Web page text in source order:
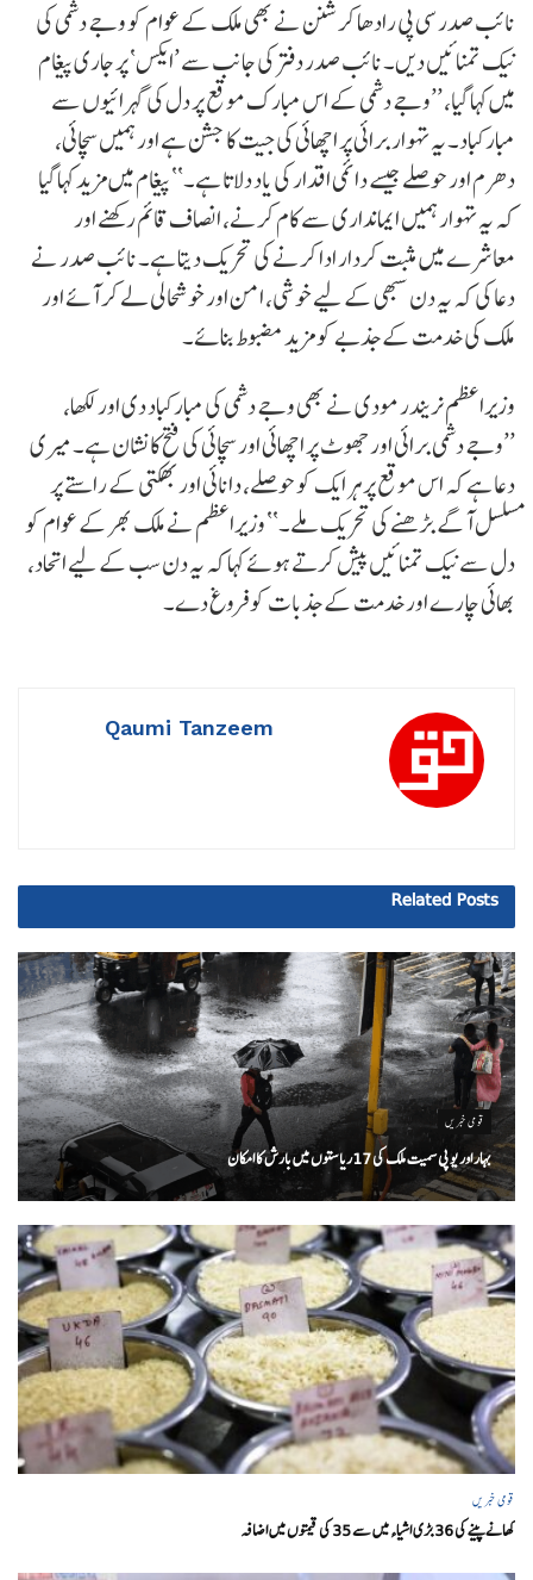
نائب صدر سی پی رادھا کرشنن نے بھی ملک کے عوام کو وجے دشمی کی
نیک تمنائیں دیں۔ نائب صدر دفتر کی جانب سے ’ایکس‘ پر جاری پیغام
میں کہا گیا، ’’وجے دشمی کے اس مبارک موقع پر دل کی گہرائیوں سے
مبارکباد۔ یہ تہوار برائی پر اچھائی کی جیت کا جشن ہے اور ہمیں سچائی،
دھرم اور حوصلے جیسے دائمی اقدار کی یاد دلاتا ہے۔‘‘ پیغام میں مزید کہا گیا
کہ یہ تہوار ہمیں ایمانداری سے کام کرنے، انصاف قائم رکھنے اور
معاشرے میں مثبت کردار ادا کرنے کی تحریک دیتا ہے۔ نائب صدر نے
دعا کی کہ یہ دن سبھی کے لیے خوشی، امن اور خوشحالی لے کر آئے اور
ملک کی خدمت کے جذبے کو مزید مضبوط بنائے۔
وزیراعظم نریندر مودی نے بھی وجے دشمی کی مبارکباد دی اور لکھا،
’’وجے دشمی برائی اور جھوٹ پر اچھائی اور سچائی کی فتح کا نشان ہے۔ میری
دعا ہے کہ اس موقع پر ہر ایک کو حوصلے، دانائی اور بھکتی کے راستے پر
مسلسل آگے بڑھنے کی تحریک ملے۔‘‘ وزیراعظم نے ملک بھر کے عوام کو
دل سے نیک تمنائیں پیش کرتے ہوئے کہا کہ یہ دن سب کے لیے اتحاد،
بھائی چارے اور خدمت کے جذبات کو فروغ دے۔
Qaumi Tanzeem
Related Posts
قومی خبریں
بہار اور یو پی سمیت ملک کی 17ریاستوں میں بارش کا امکان
قومی خبریں
کھانے پینے کی 36 بڑی اشیاء میں سے 35 کی قیمتوں میں اضافہ